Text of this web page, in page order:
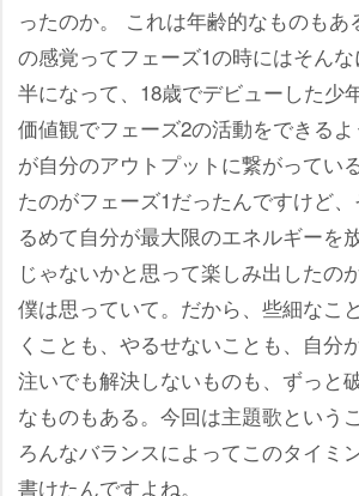
ったのか。 これは年齢的なものもあ
の感覚ってフェーズ1の時にはそん
半になって、18歳でデビューした少
価値観でフェーズ2の活動をできる
が自分のアウトプットに繋がってい
たのがフェーズ1だったんですけど、
るめて自分が最大限のエネルギーを
じゃないかと思って楽しみ出したの
僕は思っていて。だから、些細なこ
くことも、やるせないことも、自分
注いでも解決しないものも、ずっと
なものもある。今回は主題歌という
ろんなバランスによってこのタイミ
書けたんですよね。